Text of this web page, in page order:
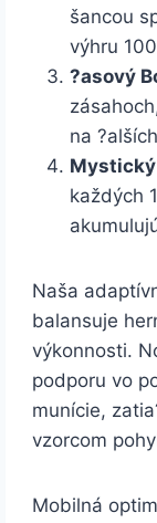
šancou
výhru
?asový
na
Mystický
každých
Naša
balansuje
výkonnosti.
podporu vo
munície,
vzorcom
Mobilná